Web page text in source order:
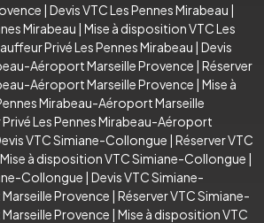
| Devis VTC Les Pennes Mirabeau |
Mirabeau | Mise à disposition VTC Les
Privé Les Pennes Mirabeau | Devis
Aéroport Marseille Provence | Réserver
Aéroport Marseille Provence | Mise à
Mirabeau-Aéroport Marseille
Les Pennes Mirabeau-Aéroport
VTC Simiane-Collongue | Réserver VTC
Mise à disposition VTC Simiane-Collongue |
Collongue | Devis VTC Simiane-
Provence | Réserver VTC Simiane-
Provence | Mise à disposition VTC